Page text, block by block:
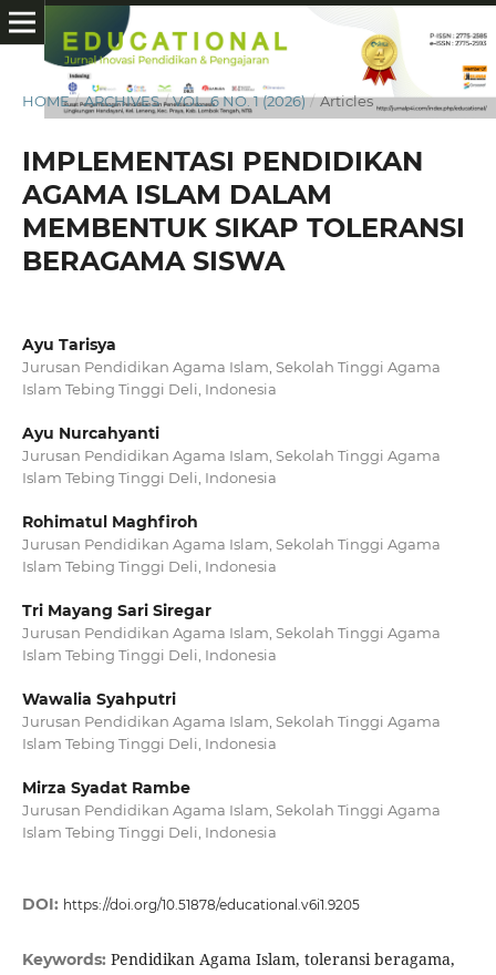
HOME / ARCHIVES / VOL. 6 NO. 1 (2026) / Articles
IMPLEMENTASI PENDIDIKAN
AGAMA ISLAM DALAM
MEMBENTUK SIKAP TOLERANSI
BERAGAMA SISWA
Ayu Tarisya
Jurusan Pendidikan Agama Islam, Sekolah Tinggi Agama
Islam Tebing Tinggi Deli, Indonesia
Ayu Nurcahyanti
Jurusan Pendidikan Agama Islam, Sekolah Tinggi Agama
Islam Tebing Tinggi Deli, Indonesia
Rohimatul Maghfiroh
Jurusan Pendidikan Agama Islam, Sekolah Tinggi Agama
Islam Tebing Tinggi Deli, Indonesia
Tri Mayang Sari Siregar
Jurusan Pendidikan Agama Islam, Sekolah Tinggi Agama
Islam Tebing Tinggi Deli, Indonesia
Wawalia Syahputri
Jurusan Pendidikan Agama Islam, Sekolah Tinggi Agama
Islam Tebing Tinggi Deli, Indonesia
Mirza Syadat Rambe
Jurusan Pendidikan Agama Islam, Sekolah Tinggi Agama
Islam Tebing Tinggi Deli, Indonesia
DOI: https://doi.org/10.51878/educational.v6i1.9205
Keywords: Pendidikan Agama Islam, toleransi beragama,